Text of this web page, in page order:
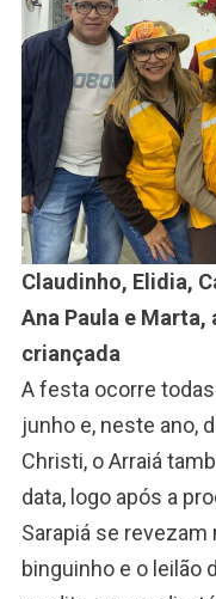
Claudinho, Elidia,
Ana Paula e
criançada
A festa ocorre
junho e, neste ano,
Christi, o Arraiá
data, logo após a
Sarapiá se
binguinho e o leilão